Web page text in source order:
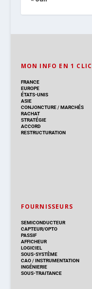
MON INFO EN 1 CLIC
FRANCE
EUROPE
ÉTATS-UNIS
ASIE
CONJONCTURE/MARCHÉS
RACHAT
STRATÉGIE
ACCORD
RESTRUCTURATION
FOURNISSEURS
SEMICONDUCTEUR
CAPTEUR/OPTO
PASSIF
AFFICHEUR
LOGICIEL
SOUS-SYSTÈME
CAO/INSTRUMENTATION
INGÉNIERIE
SOUS-TRAITANCE